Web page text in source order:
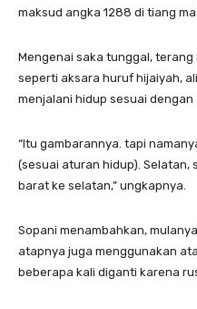
maksud angka 1288 di tiang
Mengenai saka tunggal, terang
seperti aksara huruf hijaiyah,
menjalani hidup sesuai dengan
“Itu gambarannya. tapi
(sesuai aturan hidup). Selatan,
barat ke selatan,” ungkapnya.
Sopani menambahkan,
atapnya juga menggunakan
beberapa kali diganti karena